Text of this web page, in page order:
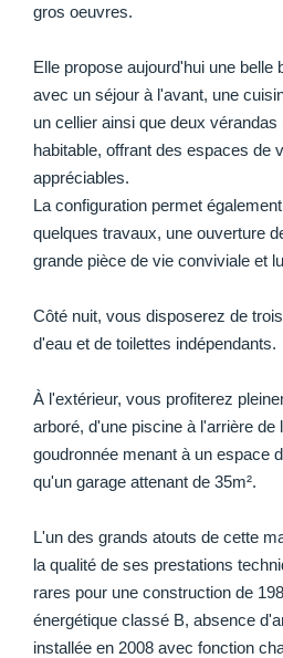
gros oeuvres.
Elle propose aujourd'hui une belle
avec un séjour à l'avant, une
un cellier ainsi que deux
habitable, offrant des espaces de
appréciables.
La configuration permet
quelques travaux, une ouverture
grande pièce de vie conviviale et
Côté nuit, vous disposerez de
d'eau et de toilettes indépendants.
À l'extérieur, vous profiterez
arboré, d'une piscine à l'arrière de
goudronnée menant à un espace
qu'un garage attenant de 35m².
L'un des grands atouts de cette
la qualité de ses prestations
rares pour une construction de
énergétique classé B, absence
installée en 2008 avec fonction